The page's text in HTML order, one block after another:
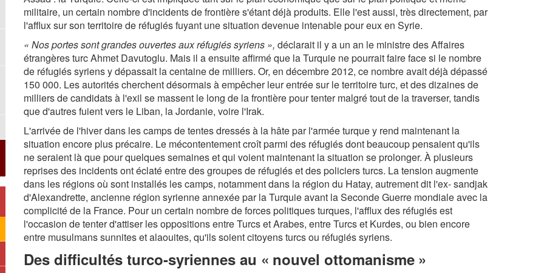
militaire, un certain nombre d'incidents de frontière s'étant déjà produits. Elle l'est aussi, très directement, par
l'afflux sur son territoire de réfugiés fuyant une situation devenue intenable pour eux en Syrie.
« Nos portes sont grandes ouvertes aux réfugiés syriens », déclarait il y a un an le ministre des Affaires
étrangères turc Ahmet Davutoglu. Mais il a ensuite affirmé que la Turquie ne pourrait faire face si le nombre
de réfugiés syriens y dépassait la centaine de milliers. Or, en décembre 2012, ce nombre avait déjà dépassé
150 000. Les autorités cherchent désormais à empêcher leur entrée sur le territoire turc, et des dizaines de
milliers de candidats à l'exil se massent le long de la frontière pour tenter malgré tout de la traverser, tandis
que d'autres fuient vers le Liban, la Jordanie, voire l'Irak.
L'arrivée de l'hiver dans les camps de tentes dressés à la hâte par l'armée turque y rend maintenant la
situation encore plus précaire. Le mécontentement croît parmi des réfugiés dont beaucoup pensaient qu'ils
ne seraient là que pour quelques semaines et qui voient maintenant la situation se prolonger. À plusieurs
reprises des incidents ont éclaté entre des groupes de réfugiés et des policiers turcs. La tension augmente
dans les régions où sont installés les camps, notamment dans la région du Hatay, autrement dit l'ex- sandjak
d'Alexandrette, ancienne région syrienne annexée par la Turquie avant la Seconde Guerre mondiale avec la
complicité de la France. Pour un certain nombre de forces politiques turques, l'afflux des réfugiés est
l'occasion de tenter d'attiser les oppositions entre Turcs et Arabes, entre Turcs et Kurdes, ou bien encore
entre musulmans sunnites et alaouites, qu'ils soient citoyens turcs ou réfugiés syriens.
Des difficultés turco-syriennes au « nouvel ottomanisme »